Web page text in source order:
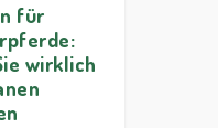
für
wirklich